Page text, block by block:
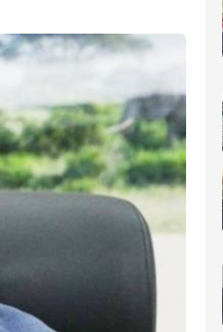
6ème rang africain et la 31e place